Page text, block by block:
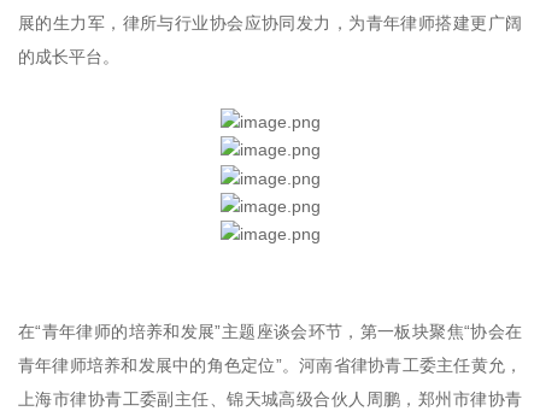
展的生力军，律所与行业协会应协同发力，为青年律师搭建更广阔
的成长平台。
在“青年律师的培养和发展”主题座谈会环节，第一板块聚焦“协会在
青年律师培养和发展中的角色定位”。河南省律协青工委主任黄允，
上海市律协青工委副主任、锦天城高级合伙人周鹏，郑州市律协青